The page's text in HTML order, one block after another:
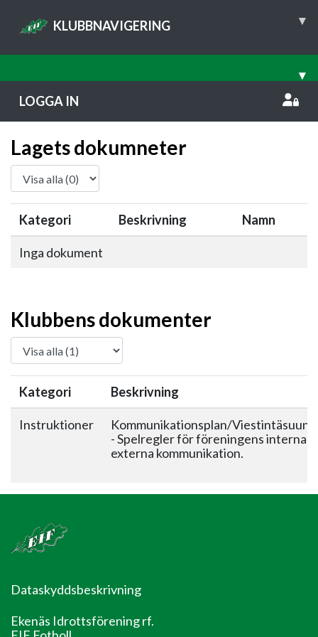
KLUBBNAVIGERING ▾
▾
LOGGA IN
Lagets dokumneter
Kategori Beskrivning Namn
Inga dokument
Klubbens dokumenter
Kategori Beskrivning
Instruktioner
Kommunikationsplan/
- Spelregler för föreningens interna
externa kommunikation.
Dataskyddsbeskrivning
Ekenäs Idrottsförening rf.